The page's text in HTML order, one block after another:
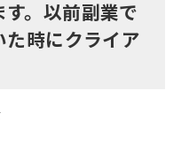
。以前副業で
た時にクライア